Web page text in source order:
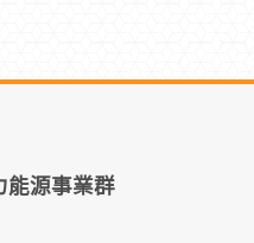
能源事業群